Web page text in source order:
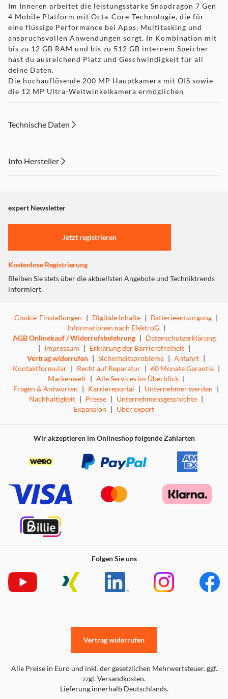
Im Inneren arbeitet die leistungsstarke Snapdragon 7 Gen
4 Mobile Platform mit Octa-Core-Technologie, die für
eine flüssige Performance bei Apps, Multitasking und
anspruchsvollen Anwendungen sorgt. In Kombination mit
bis zu 12 GB RAM und bis zu 512 GB internem Speicher
hast du ausreichend Platz und Geschwindigkeit für all
deine Daten.
Die hochauflösende 200 MP Hauptkamera mit OIS sowie
die 12 MP Ultra-Weitwinkelkamera ermöglichen
Selfies und klare Videoaufnahmen.
Konnektivität, WiFi 6, Bluetooth 5.4 sowie umfassende
Bauweise mit IP68/IP69/IP69K-Zertifizierung sowie das
Technische Daten
Info Hersteller
"Marketing".
Einstellungen anpassen
expert Newsletter
Jetzt registrieren
Kostenlose Registrierung
Bleiben Sie stets über die aktuellsten Angebote und Techniktrends
informiert.
Cookie-Einstellungen | Digitale Inhalte | Batterieentsorgung |
Informationen nach ElektroG |
AGB Onlinekauf / Widerrufsbelehrung | Datenschutzerklärung
| Impressum | Erklärung der Barrierefreiheit |
Vertrag widerrufen | Sicherheitsprobleme | Anfahrt |
Kontaktformular | Recht auf Reparatur | 60 Monate Garantie |
Markenwelt | Alle Services im Überblick |
Fragen & Antworten | Karriereportal | Unternehmer werden |
Nachhaltigkeit | Presse | Unternehmensgeschichte |
Expansion | Über expert
Wir akzeptieren im Onlineshop folgende Zahlarten
Folgen Sie uns
Alle Preise in Euro und inkl. der gesetzlichen Mehrwertsteuer. ggf.
zzgl. Versandkosten.
Lieferung innerhalb Deutschlands.
Vertrag widerrufen